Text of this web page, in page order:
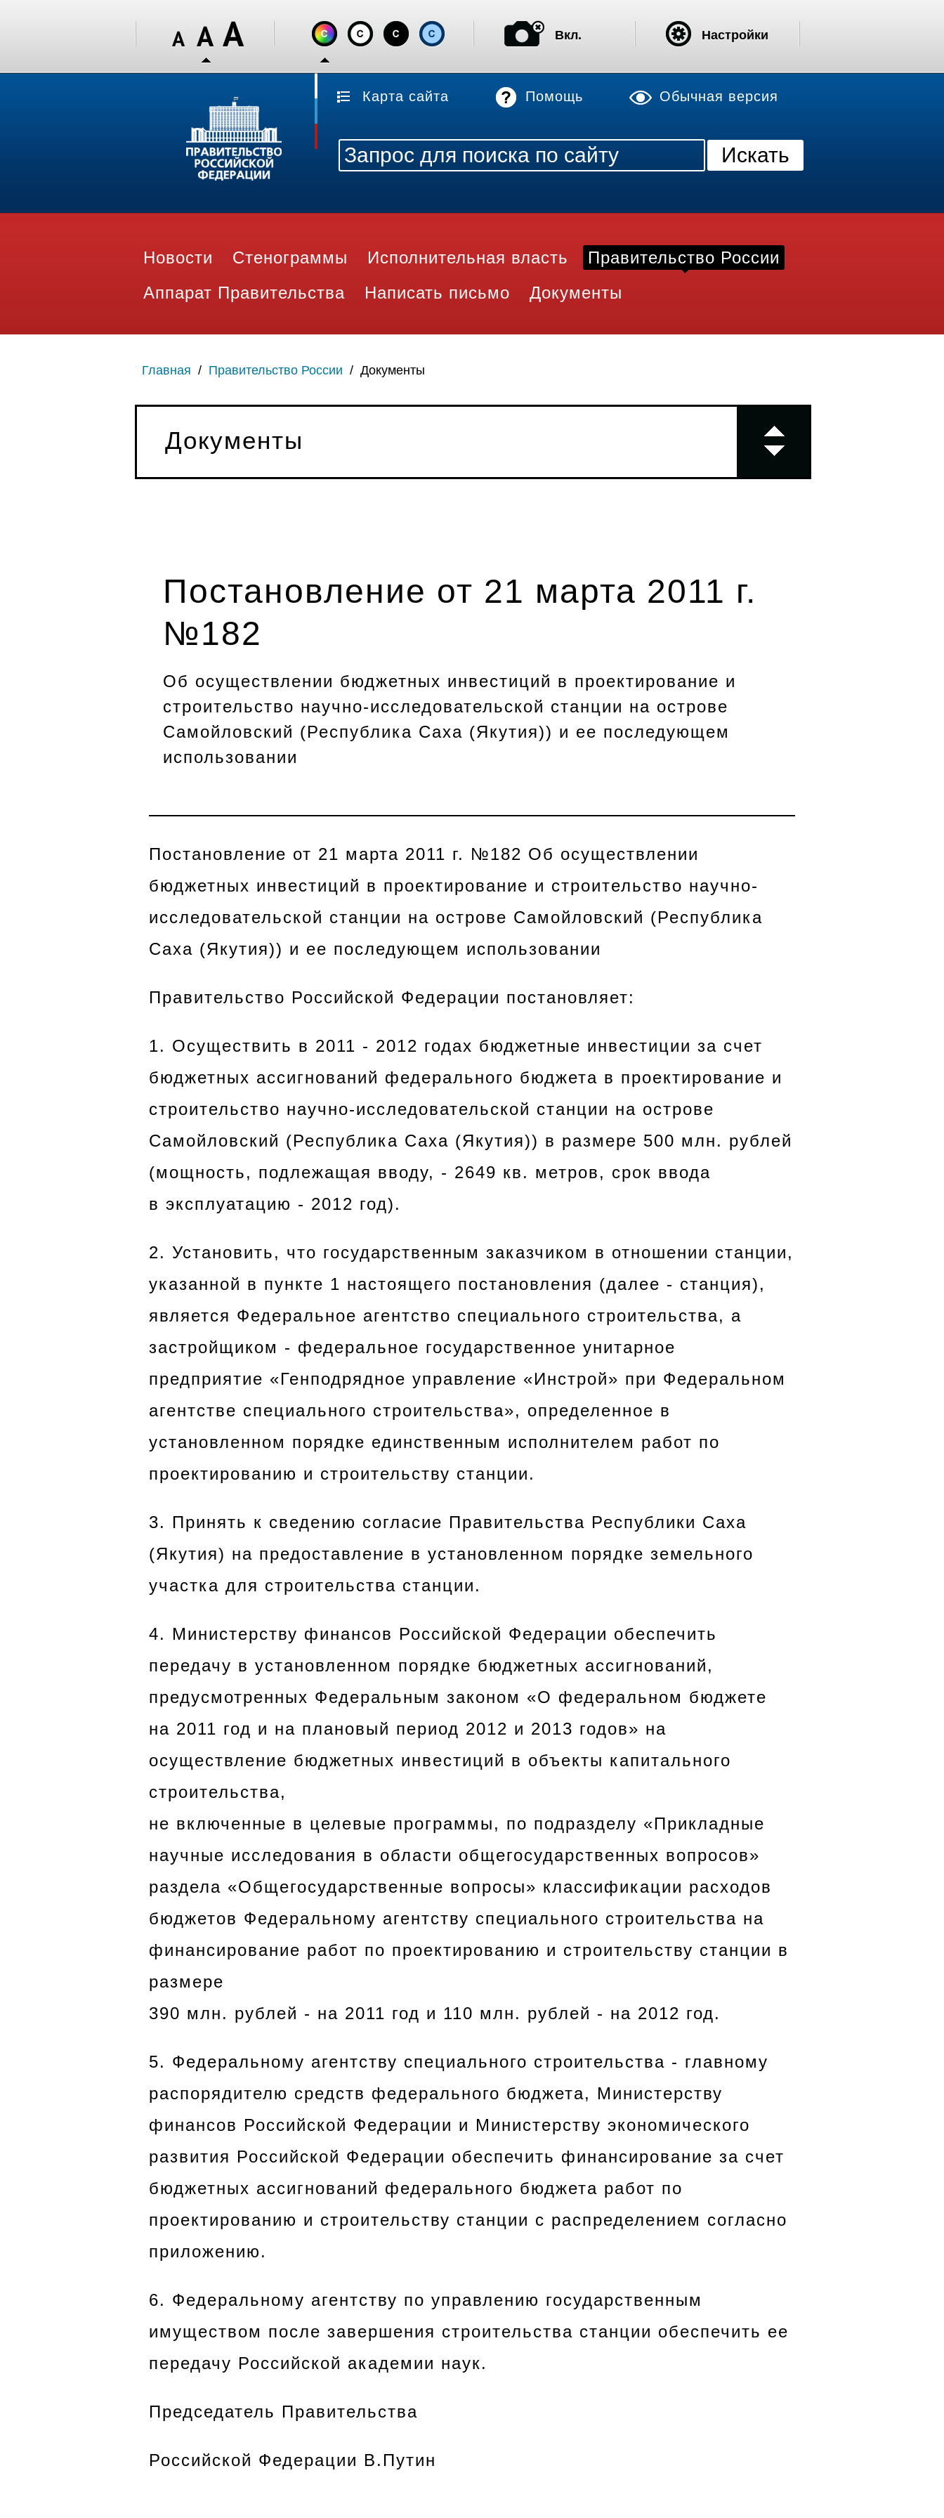
Карта сайта Помощь Обычная версия
Новости Стенограммы Исполнительная власть
Правительство России
Аппарат Правительства
Написать письмо Документы
Главная / Правительство России / Документы
Документы
Постановление от 21 марта 2011 г.
№182
Об осуществлении бюджетных инвестиций в проектирование и
строительство научно-исследовательской станции на острове
Самойловский (Республика Саха (Якутия)) и ее последующем
использовании
Постановление от 21 марта 2011 г. №182 Об осуществлении
бюджетных инвестиций в проектирование и строительство научно-
исследовательской станции на острове Самойловский (Республика
Саха (Якутия)) и ее последующем использовании
Правительство Российской Федерации постановляет:
1. Осуществить в 2011 - 2012 годах бюджетные инвестиции за счет
бюджетных ассигнований федерального бюджета в проектирование и
строительство научно-исследовательской станции на острове
Самойловский (Республика Саха (Якутия)) в размере 500 млн. рублей
(мощность, подлежащая вводу, - 2649 кв. метров, срок ввода
в эксплуатацию - 2012 год).
2. Установить, что государственным заказчиком в отношении станции,
указанной в пункте 1 настоящего постановления (далее - станция),
является Федеральное агентство специального строительства, а
застройщиком - федеральное государственное унитарное
предприятие «Генподрядное управление «Инстрой» при Федеральном
агентстве специального строительства», определенное в
установленном порядке единственным исполнителем работ по
проектированию и строительству станции.
3. Принять к сведению согласие Правительства Республики Саха
(Якутия) на предоставление в установленном порядке земельного
участка для строительства станции.
4. Министерству финансов Российской Федерации обеспечить
передачу в установленном порядке бюджетных ассигнований,
предусмотренных Федеральным законом «О федеральном бюджете
на 2011 год и на плановый период 2012 и 2013 годов» на
осуществление бюджетных инвестиций в объекты капитального
строительства,
не включенные в целевые программы, по подразделу «Прикладные
научные исследования в области общегосударственных вопросов»
раздела «Общегосударственные вопросы» классификации расходов
бюджетов Федеральному агентству специального строительства на
финансирование работ по проектированию и строительству станции в
размере
390 млн. рублей - на 2011 год и 110 млн. рублей - на 2012 год.
5. Федеральному агентству специального строительства - главному
распорядителю средств федерального бюджета, Министерству
финансов Российской Федерации и Министерству экономического
развития Российской Федерации обеспечить финансирование за счет
бюджетных ассигнований федерального бюджета работ по
проектированию и строительству станции с распределением согласно
приложению.
6. Федеральному агентству по управлению государственным
имуществом после завершения строительства станции обеспечить ее
передачу Российской академии наук.
Председатель Правительства
Российской Федерации В.Путин
Вкл. Настройки